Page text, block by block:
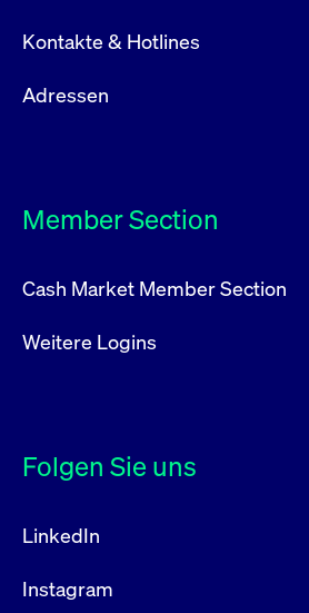
Kontakte & Hotlines
Adressen
Member Section
Cash Market Member Section
Weitere Logins
Folgen Sie uns
LinkedIn
Instagram